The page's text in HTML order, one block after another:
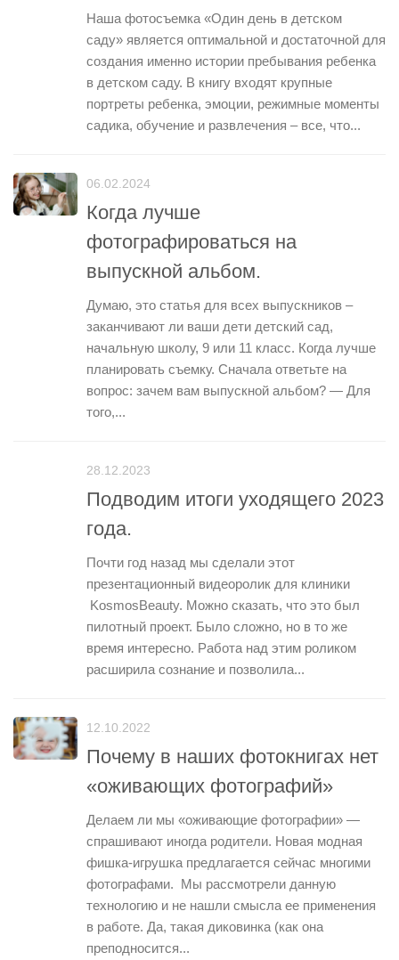
Наша фотосъемка «Один день в детском
саду» является оптимальной и достаточной для
создания именно истории пребывания ребенка
в детском саду. В книгу входят крупные
портреты ребенка, эмоции, режимные моменты
садика, обучение и развлечения – все, что...
06.02.2024
Когда лучше
фотографироваться на
выпускной альбом.
Думаю, это статья для всех выпускников –
заканчивают ли ваши дети детский сад,
начальную школу, 9 или 11 класс. Когда лучше
планировать съемку. Сначала ответьте на
вопрос: зачем вам выпускной альбом? — Для
того,...
28.12.2023
Подводим итоги уходящего 2023
года.
Почти год назад мы сделали этот
презентационный видеоролик для клиники
KosmosBeauty. Можно сказать, что это был
пилотный проект. Было сложно, но в то же
время интересно. Работа над этим роликом
расширила сознание и позволила...
12.10.2022
Почему в наших фотокнигах нет
«оживающих фотографий»
Делаем ли мы «оживающие фотографии» —
спрашивают иногда родители. Новая модная
фишка-игрушка предлагается сейчас многими
фотографами. Мы рассмотрели данную
технологию и не нашли смысла ее применения
в работе. Да, такая диковинка (как она
преподносится...